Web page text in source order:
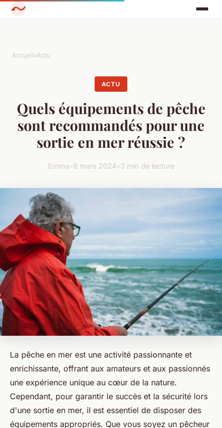
Accueil›Actu
ACTU
Quels équipements de pêche
sont recommandés pour une
sortie en mer réussie ?
Emma•6 mars 2024•3 min de lecture
La pêche en mer est une activité passionnante et
enrichissante, offrant aux amateurs et aux passionnés
une expérience unique au cœur de la nature.
Cependant, pour garantir le succès et la sécurité lors
d'une sortie en mer, il est essentiel de disposer des
équipements appropriés. Que vous soyez un pêcheur